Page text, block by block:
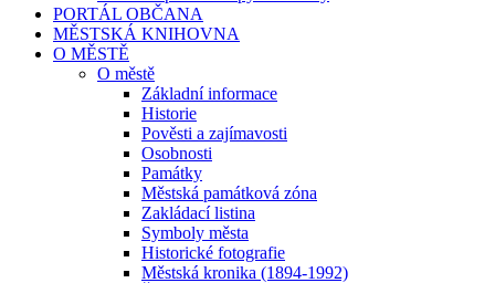
PORTÁL OBČANA
MĚSTSKÁ KNIHOVNA
O MĚSTĚ
O městě
Základní informace
Historie
Pověsti a zajímavosti
Osobnosti
Památky
Městská památková zóna
Zakládací listina
Symboly města
Historické fotografie
Městská kronika (1894-1992)